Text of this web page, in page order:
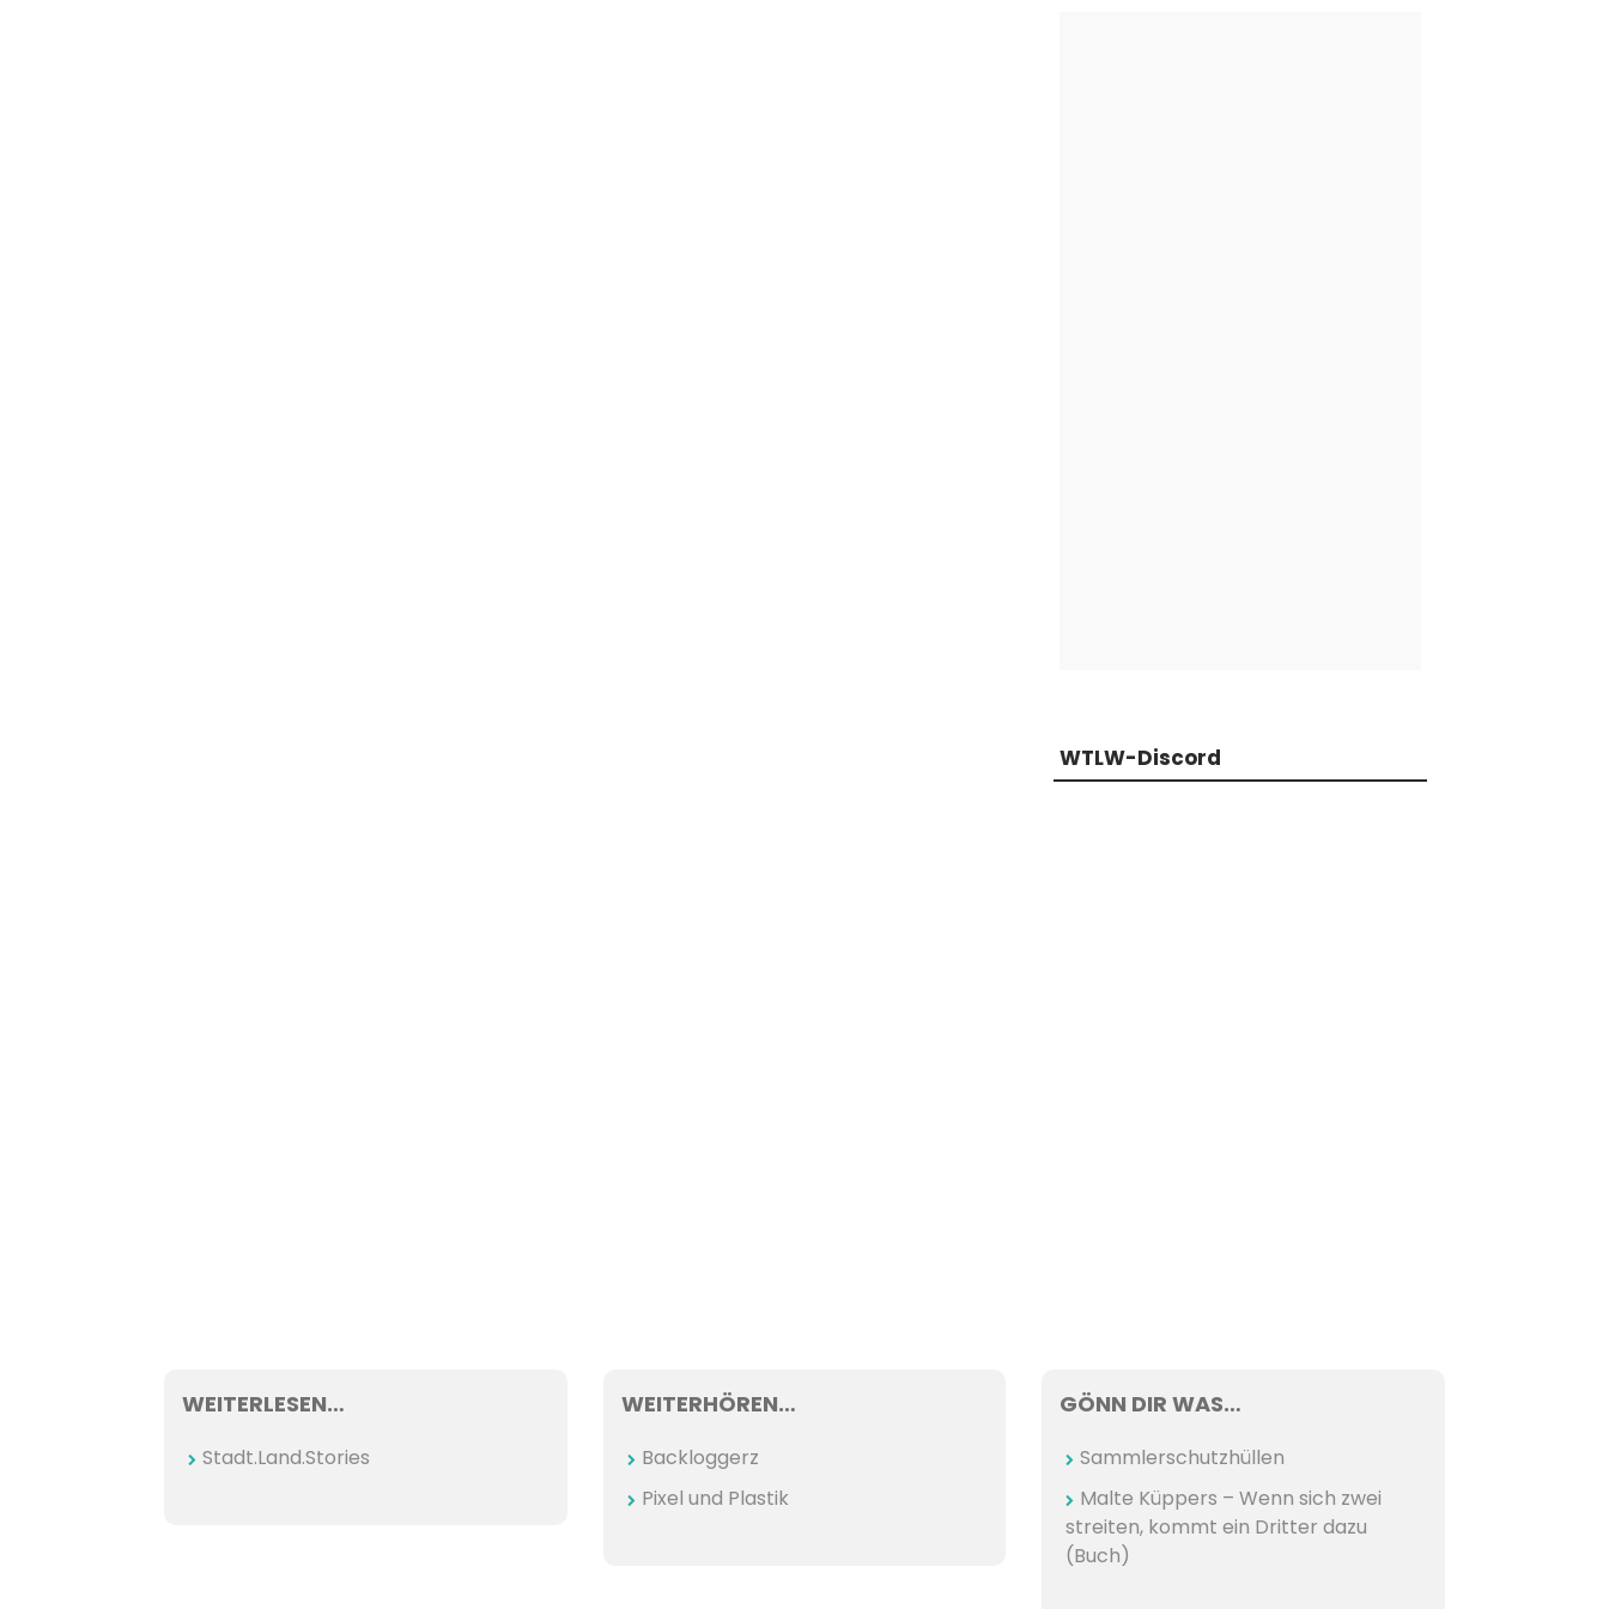
WTLW-Discord
WEITERLESEN…
Stadt.Land.Stories
WEITERHÖREN…
Backloggerz
Pixel und Plastik
GÖNN DIR WAS…
Sammlerschutzhüllen
Malte Küppers – Wenn sich zwei
streiten, kommt ein Dritter dazu
(Buch)